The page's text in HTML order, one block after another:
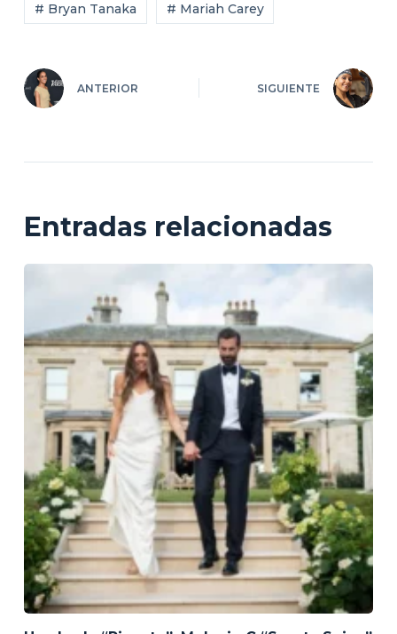
# Bryan Tanaka # Mariah Carey
ANTERIOR SIGUIENTE
Entradas relacionadas